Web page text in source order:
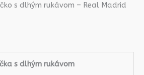
s dlhým rukávom – Real Madrid
s dlhým rukávom